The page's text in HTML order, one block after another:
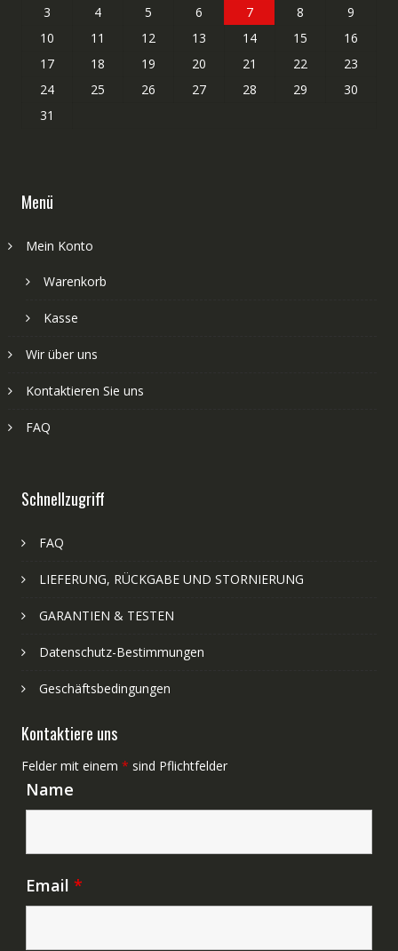
3
4 5 6 7 8
9
10
11 12 13 14 15
16
17
18 19 20 21 22
23
24
25 26 27 28 29
30
31
Menü
Mein Konto
Warenkorb
Kasse
Wir über uns
Kontaktieren Sie uns
FAQ
Schnellzugriff
FAQ
LIEFERUNG, RÜCKGABE UND STORNIERUNG
GARANTIEN & TESTEN
Datenschutz-Bestimmungen
Geschäftsbedingungen
Kontaktiere uns
Felder mit einem * sind Pflichtfelder
Name
Email *